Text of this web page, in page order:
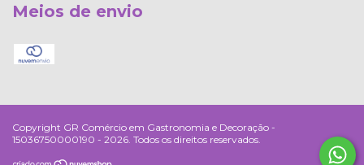
Meios de envio
Copyright GR Comércio em Gastronomia e Decoração -
15036750000190 - 2026. Todos os direitos reservados.